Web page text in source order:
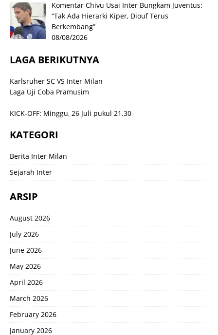
Komentar Chivu Usai Inter Bungkam Juventus:
“Tak Ada Hierarki Kiper, Diouf Terus
Berkembang”
08/08/2026
LAGA BERIKUTNYA
Karlsruher SC VS Inter Milan
Laga Uji Coba Pramusim
KICK-OFF: Minggu, 26 Juli pukul 21.30
KATEGORI
Berita Inter Milan
Sejarah Inter
ARSIP
August 2026
July 2026
June 2026
May 2026
April 2026
March 2026
February 2026
January 2026